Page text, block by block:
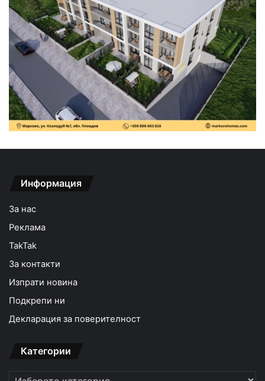
Информация
За нас
Реклама
TakTak
За контакти
Изпрати новина
Подкрепи ни
Декларация за поверителност
Категории
Категории